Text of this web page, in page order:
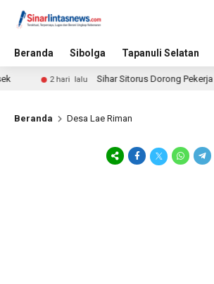
Beranda Sibolga Tapanuli Selatan
2 hari lalu Sihar Sitorus Dorong Pekerja
Beranda Desa Lae Riman